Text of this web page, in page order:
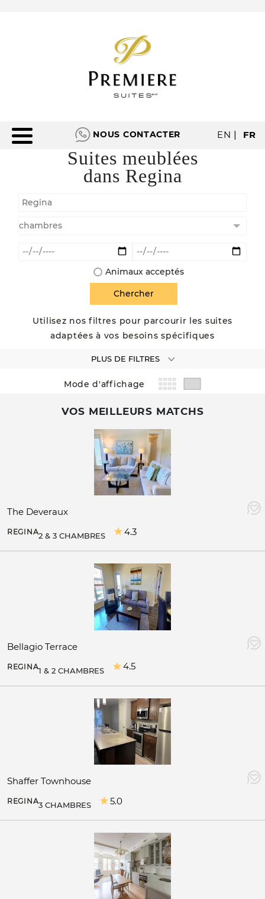
EN | FR
NOUS CONTACTER
Suites meublées
dans Regina
Utilisez nos filtres pour parcourir les suites
adaptées à vos besoins spécifiques
PLUS DE FILTRES
Animaux acceptés
Mode d'affichage
VOS MEILLEURS MATCHS
The Deveraux
REGINA2 & 3 CHAMBRES 4.3
Bellagio Terrace
REGINA1 & 2 CHAMBRES 4.5
Shaffer Townhouse
REGINA3 CHAMBRES 5.0